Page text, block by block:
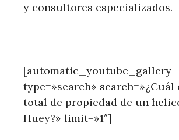
y consultores especializados.
[automatic_youtube_gallery
type=»search» search=»¿Cuál
total de propiedad de un
Huey?» limit=»1″]